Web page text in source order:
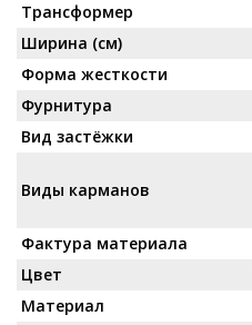
Трансформер
Ширина (см)
Форма жесткости
Фурнитура
Вид застёжки
Виды карманов
Фактура материала
Цвет
Материал